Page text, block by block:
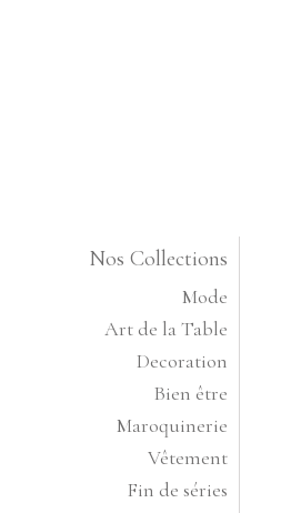
Nos Collections
Mode
Art de la Table
Decoration
Bien être
Maroquinerie
Vêtement
Fin de séries